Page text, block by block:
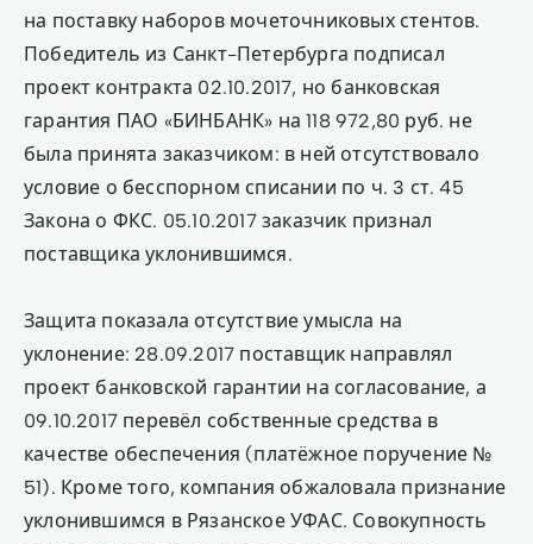
на поставку наборов мочеточниковых стентов.
Победитель из Санкт-Петербурга подписал
проект контракта 02.10.2017, но банковская
гарантия ПАО «БИНБАНК» на 118 972,80 руб. не
была принята заказчиком: в ней отсутствовало
условие о бесспорном списании по ч. 3 ст. 45
Закона о ФКС. 05.10.2017 заказчик признал
поставщика уклонившимся.
Защита показала отсутствие умысла на
уклонение: 28.09.2017 поставщик направлял
проект банковской гарантии на согласование, а
09.10.2017 перевёл собственные средства в
качестве обеспечения (платёжное поручение №
51). Кроме того, компания обжаловала признание
уклонившимся в Рязанское УФАС. Совокупность